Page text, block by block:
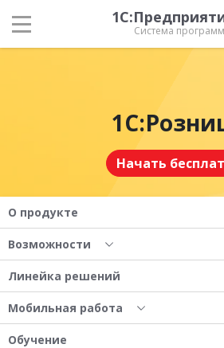
Система программ
Начать
О продукте
Возможности
Линейка решений
Мобильная работа
Обучение